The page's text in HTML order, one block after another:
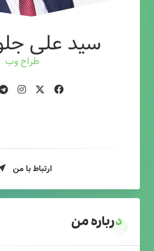
سید علی
طراح وب
ارتباط با من
درباره من